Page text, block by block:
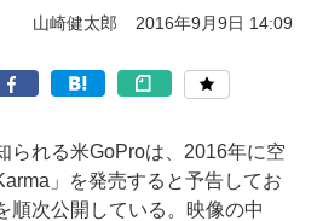
山崎健太郎 2016年9月9日 14:09
れる米GoProは、2016年に空
」を発売すると予告してお
順次公開している。映像の中